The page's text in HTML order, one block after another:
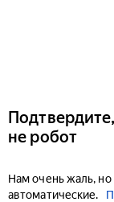
не робот
Нам очень жаль, но
автоматические.